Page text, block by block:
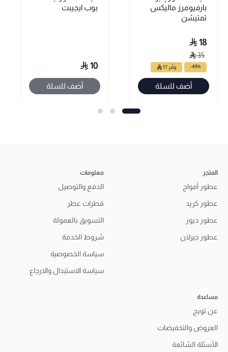
بارفيومرز ماليكس
تمتيشن
18
35
-49% وفّر 17
أضف للسلة
بوب ايجيبت
10
أضف للسلة
المتجر
عطور أمواج
عطور كريد
عطور ديور
عطور جيرلان
معلومات
الدفع والتوصيل
قطرات عطر
التسويق بالعمولة
شروط الخدمة
سياسة الخصوصية
سياسة الاستبدال والارجاع
مساعدة
عن تويج
العروض والتخفيضات
الأسئلة الشائعة